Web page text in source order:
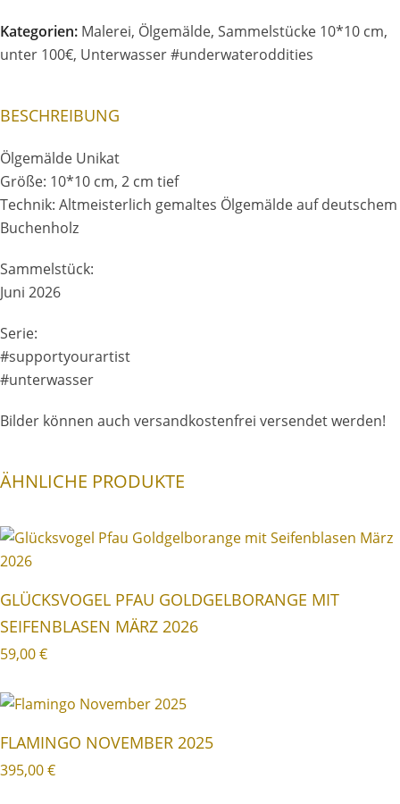
Juni
2026
Kategorien: Malerei, Ölgemälde, Sammelstücke 10*10 cm,
unter 100€, Unterwasser #underwateroddities
BESCHREIBUNG
Ölgemälde Unikat
Größe: 10*10 cm, 2 cm tief
Technik: Altmeisterlich gemaltes Ölgemälde auf deutschem
Buchenholz
Sammelstück:
Juni 2026
Serie:
#supportyourartist
#unterwasser
Bilder können auch versandkostenfrei versendet werden!
ÄHNLICHE PRODUKTE
GLÜCKSVOGEL PFAU GOLDGELBORANGE MIT
SEIFENBLASEN MÄRZ 2026
59,00€
FLAMINGO NOVEMBER 2025
395,00€